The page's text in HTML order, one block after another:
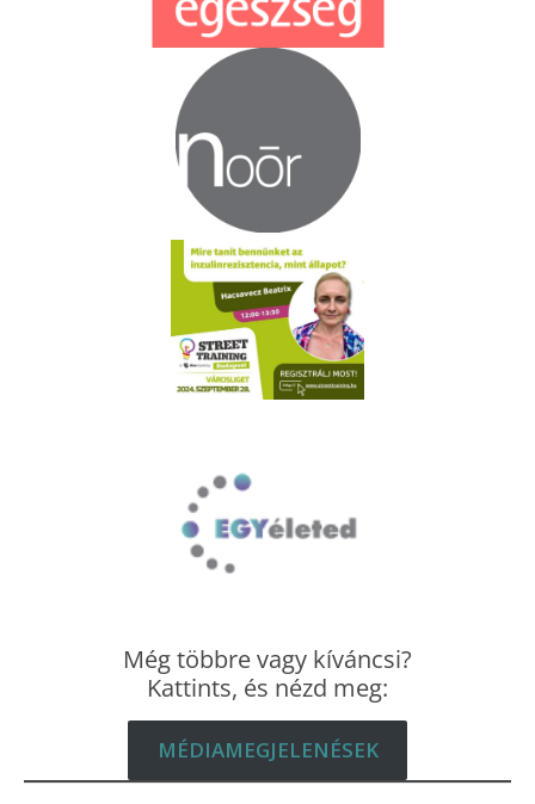
Még többre vagy kíváncsi?
Kattints, és nézd meg:
MÉDIAMEGJELENÉSEK